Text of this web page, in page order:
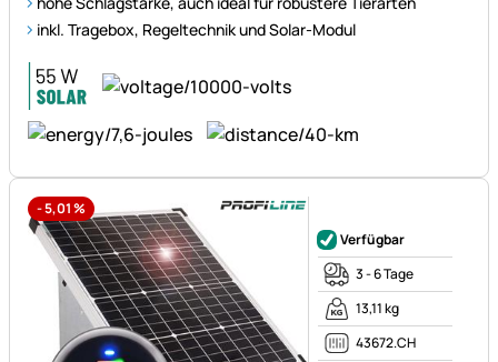
inkl. Tragebox, Regeltechnik und Solar-Modul
-5,01%
Verfügbar
3 - 6 Tage
13,11 kg
43672.CH